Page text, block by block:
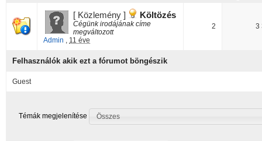
[ Közlemény ] Költözés
Cégünk irodájának címe
megváltozott
Admin , 11 éve
2 3
Felhasználók akik ezt a fórumot böngészik
Guest
Témák megjelenítése Összes